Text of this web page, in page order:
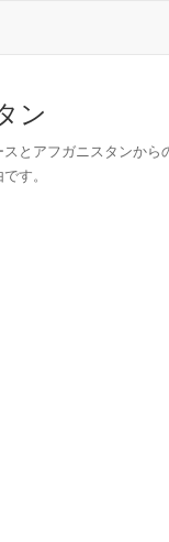
ン
とアフガニスタンから
す。